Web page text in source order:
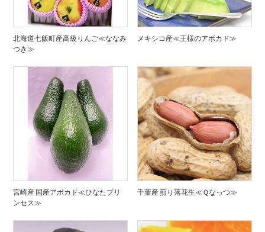
北海道七飯町産高級りんご≪ななみ
つき≫
メキシコ産≪王様のアボカド≫
宮崎産 国産アボカド≪ひなたプリ
ンセス≫
千葉産 煎り落花生≪Ｑなっつ≫